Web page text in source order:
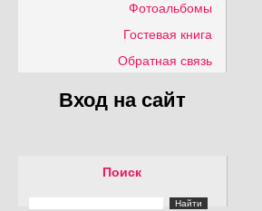
Фотоальбомы
Гостевая книга
Обратная связь
Вход на сайт
Поиск